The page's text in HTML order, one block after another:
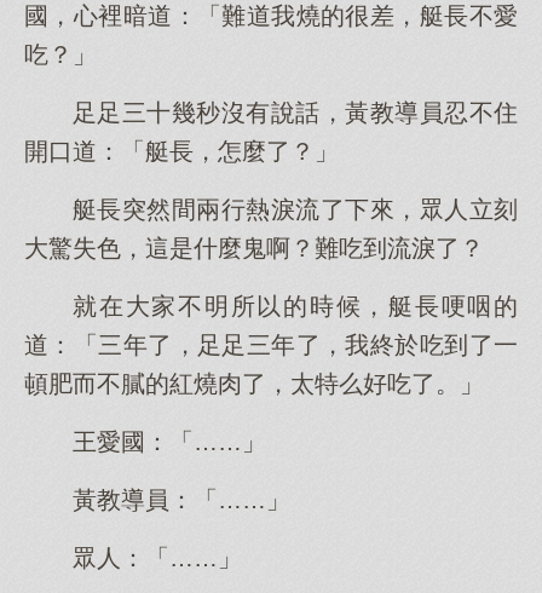
國，心裡暗道：「難道我燒的很差，艇長不愛
吃？」
足足三十幾秒沒有說話，黃教導員忍不住
開口道：「艇長，怎麼了？」
艇長突然間兩行熱淚流了下來，眾人立刻
大驚失色，這是什麼鬼啊？難吃到流淚了？
就在大家不明所以的時候，艇長哽咽的
道：「三年了，足足三年了，我終於吃到了一
頓肥而不膩的紅燒肉了，太特么好吃了。」
王愛國：「……」
黃教導員：「……」
眾人：「……」